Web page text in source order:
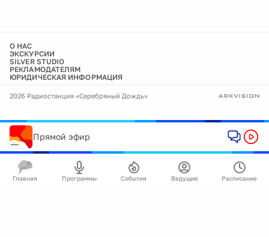
О НАС
ЭКСКУРСИИ
SILVER STUDIO
РЕКЛАМОДАТЕЛЯМ
ЮРИДИЧЕСКАЯ ИНФОРМАЦИЯ
2026 Радиостанция «Серебряный Дождь»
Прямой эфир
Главная Программы События Ведущие Расписание